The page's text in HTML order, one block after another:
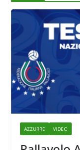
AZZURRE VIDEO